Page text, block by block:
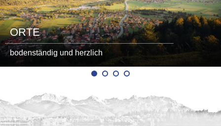
ORTE
bodenständig und herzlich